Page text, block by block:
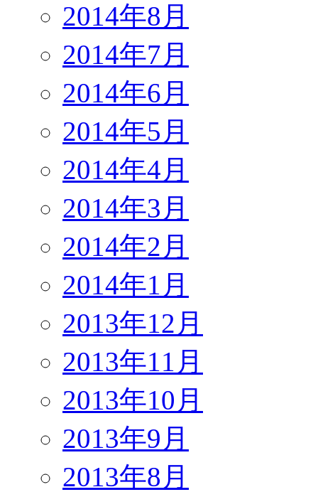
2014年8月
2014年7月
2014年6月
2014年5月
2014年4月
2014年3月
2014年2月
2014年1月
2013年12月
2013年11月
2013年10月
2013年9月
2013年8月